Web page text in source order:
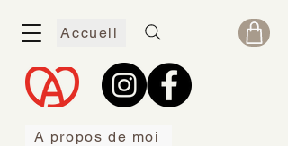
Accueil
A propos de moi